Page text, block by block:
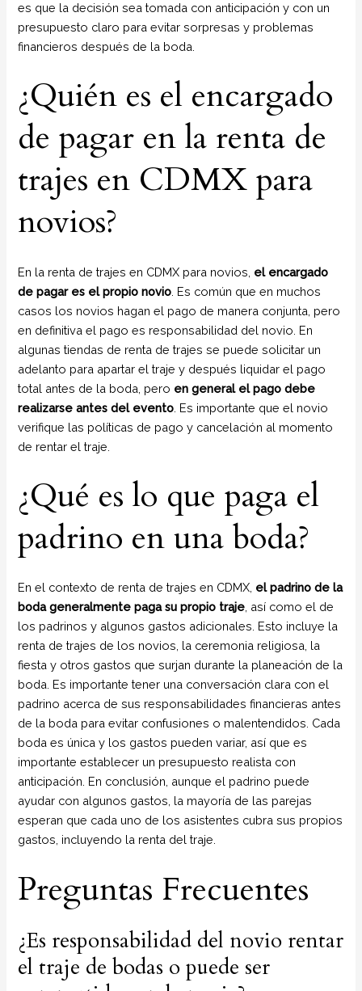
es que la decisión sea tomada con anticipación y con un
presupuesto claro para evitar sorpresas y problemas
financieros después de la boda.
¿Quién es el encargado
de pagar en la renta de
trajes en CDMX para
novios?
En la renta de trajes en CDMX para novios, el encargado
de pagar es el propio novio . Es común que en muchos
casos los novios hagan el pago de manera conjunta, pero
en definitiva el pago es responsabilidad del novio. En
algunas tiendas de renta de trajes se puede solicitar un
adelanto para apartar el traje y después liquidar el pago
total antes de la boda, pero en general el pago debe
realizarse antes del evento . Es importante que el novio
verifique las políticas de pago y cancelación al momento
de rentar el traje.
¿Qué es lo que paga el
padrino en una boda?
En el contexto de renta de trajes en CDMX, el padrino de la
boda generalmente paga su propio traje, así como el de
los padrinos y algunos gastos adicionales. Esto incluye la
renta de trajes de los novios, la ceremonia religiosa, la
fiesta y otros gastos que surjan durante la planeación de la
boda. Es importante tener una conversación clara con el
padrino acerca de sus responsabilidades financieras antes
de la boda para evitar confusiones o malentendidos. Cada
boda es única y los gastos pueden variar, así que es
importante establecer un presupuesto realista con
anticipación. En conclusión, aunque el padrino puede
ayudar con algunos gastos, la mayoría de las parejas
esperan que cada uno de los asistentes cubra sus propios
gastos, incluyendo la renta del traje.
Preguntas Frecuentes
¿Es responsabilidad del novio rentar
el traje de bodas o puede ser